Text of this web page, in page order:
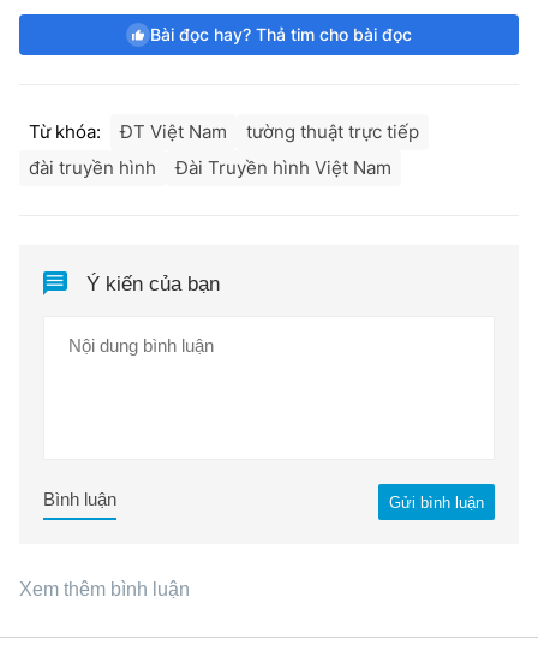
Bài đọc hay? Thả tim cho bài đọc
Từ khóa: ĐT Việt Nam
tường thuật trực tiếp
đài truyền hình
Đài Truyền hình Việt Nam
Ý kiến của bạn
Gửi bình luận
Bình luận
Xem thêm bình luận